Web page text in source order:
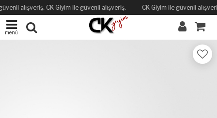
alışveriş. CK Giyim ile güvenli alışveriş. CK Giyim ile güvenli
menü